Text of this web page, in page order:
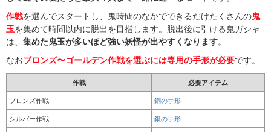
作戦を選んでスタートし、鬼時間のなかでできるだけたくさんの鬼
玉を集めて時間以内に脱出を目指します。脱出後に引ける鬼ガシャ
は、 集めた鬼玉が多いほど強い妖怪が出やすくなります。
なおブロンズ〜ゴールデン作戦を選ぶには専用の手形が必要です。
作戦 必要アイテム
ブロンズ作戦 銅の手形
シルバー作戦 銀の手形